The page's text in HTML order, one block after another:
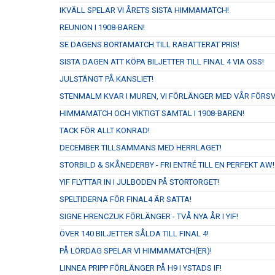
IKVÄLL SPELAR VI ÅRETS SISTA HIMMAMATCH!
REUNION I 1908-BAREN!
SE DAGENS BORTAMATCH TILL RABATTERAT PRIS!
SISTA DAGEN ATT KÖPA BILJETTER TILL FINAL 4 VIA OSS!
JULSTÄNGT PÅ KANSLIET!
STENMALM KVAR I MUREN, VI FÖRLÄNGER MED VÅR
HIMMAMATCH OCH VIKTIGT SAMTAL I 1908-BAREN!
TACK FÖR ALLT KONRAD!
DECEMBER TILLSAMMANS MED HERRLAGET!
STORBILD & SKÅNEDERBY - FRI ENTRÉ TILL EN PERFEKT AW!
YIF FLYTTAR IN I JULBODEN PÅ STORTORGET!
SPELTIDERNA FÖR FINAL4 ÄR SATTA!
SIGNE HRENCZUK FÖRLÄNGER - TVÅ NYA ÅR I YIF!
ÖVER 140 BILJETTER SÅLDA TILL FINAL 4!
PÅ LÖRDAG SPELAR VI HIMMAMATCH(ER)!
LINNEA PRIPP FÖRLÄNGER PÅ H9 I YSTADS IF!